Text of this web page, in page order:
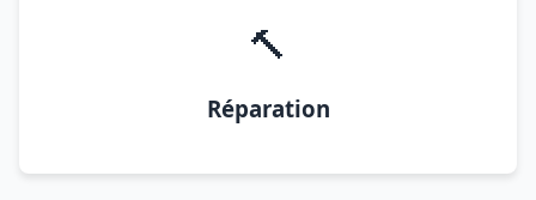
🔨
Réparation